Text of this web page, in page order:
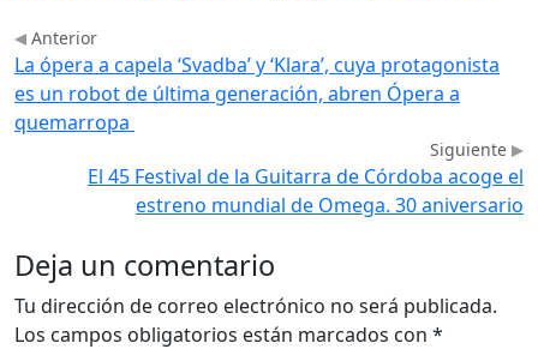
Anterior
La ópera a capela ‘Svadba’ y ‘Klara’, cuya protagonista
es un robot de última generación, abren Ópera a
quemarropa
Siguiente
El 45 Festival de la Guitarra de Córdoba acoge el
estreno mundial de Omega. 30 aniversario
Deja un comentario
Tu dirección de correo electrónico no será publicada.
Los campos obligatorios están marcados con *